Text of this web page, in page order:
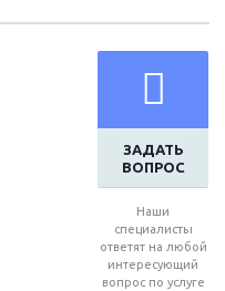
ЗАДАТЬ
ВОПРОС
Наши
специалисты
ответят на любой
интересующий
вопрос по услуге